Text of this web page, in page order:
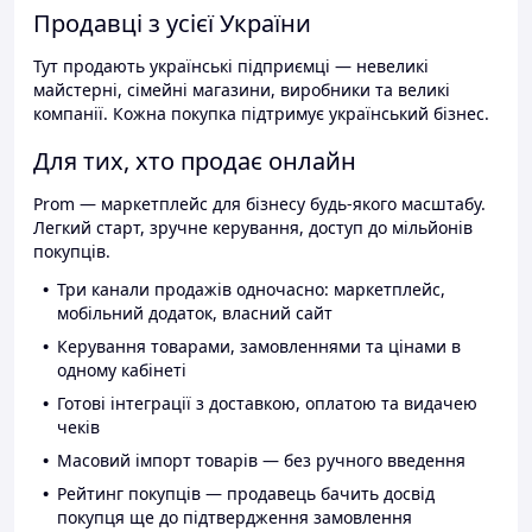
Продавці з усієї України
Тут продають українські підприємці — невеликі
майстерні, сімейні магазини, виробники та великі
компанії. Кожна покупка підтримує український бізнес.
Для тих, хто продає онлайн
Prom — маркетплейс для бізнесу будь-якого масштабу.
Легкий старт, зручне керування, доступ до мільйонів
покупців.
Три канали продажів одночасно: маркетплейс,
мобільний додаток, власний сайт
Керування товарами, замовленнями та цінами в
одному кабінеті
Готові інтеграції з доставкою, оплатою та видачею
чеків
Масовий імпорт товарів — без ручного введення
Рейтинг покупців — продавець бачить досвід
покупця ще до підтвердження замовлення